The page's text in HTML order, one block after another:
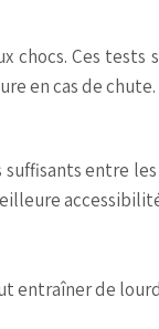
Ces
en cas de chute.
entre
entraîner de